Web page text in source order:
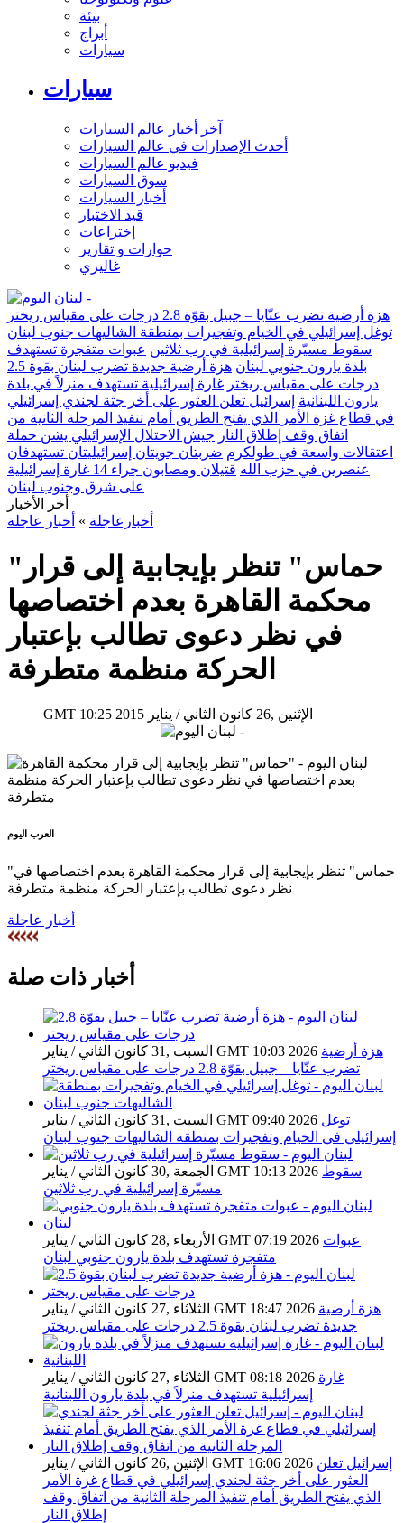
بيئة
أبراج
سيارات
سيارات
آخر أخبار عالم السيارات
أحدث الإصدارات في عالم السيارات
فيديو عالم السيارات
سوق السيارات
أخبار السيارات
قيد الاختبار
إختراعات
حوارات و تقارير
غاليري
هزة أرضية تضرب عنّايا – جبيل بقوّة 2.8 درجات على مقياس ريختر
توغل إسرائيلي في الخيام وتفجيرات بمنطقة الشاليهات جنوب لبنان
سقوط مسيّرة إسرائيلية في رب ثلاثين عبوات متفجرة تستهدف
بلدة يارون جنوبي لبنان
هزة أرضية جديدة تضرب لبنان بقوة 2.5
درجات على مقياس ريختر غارة إسرائيلية تستهدف منزلاً في بلدة
يارون اللبنانية إسرائيل تعلن العثور على أخر جثة لجندي إسرائيلي
في قطاع غزة الأمر الذي يفتح الطريق أمام تنفيذ المرحلة الثانية من
اتفاق وقف إطلاق النار جيش الاحتلال الإسرائيلي يشن حملة
اعتقالات واسعة في طولكرم ضربتان جويتان إسرائيليتان تستهدفان
عنصرين في حزب الله
قتيلان ومصابون جراء 14 غارة إسرائيلية
على شرق وجنوب لبنان
أخر الأخبار
أخبارعاجلة » أخبار عاجلة
"حماس" تنظر بإيجابية إلى قرار
محكمة القاهرة بعدم اختصاصها
في نظر دعوى تطالب بإعتبار
الحركة منظمة متطرفة
GMT 10:25 2015 الإثنين ,26 كانون الثاني / يناير
العرب اليوم
"حماس" تنظر بإيجابية إلى قرار محكمة القاهرة بعدم اختصاصها في
نظر دعوى تطالب بإعتبار الحركة منظمة متطرفة
أخبار عاجلة
أخبار ذات صلة
السبت ,31 كانون الثاني / يناير GMT 10:03 2026 هزة أرضية
تضرب عنّايا – جبيل بقوّة 2.8 درجات على مقياس ريختر
السبت ,31 كانون الثاني / يناير GMT 09:40 2026 توغل
إسرائيلي في الخيام وتفجيرات بمنطقة الشاليهات جنوب لبنان
الجمعة ,30 كانون الثاني / يناير GMT 10:13 2026 سقوط
مسيّرة إسرائيلية في رب ثلاثين
الأربعاء ,28 كانون الثاني / يناير GMT 07:19 2026 عبوات
متفجرة تستهدف بلدة يارون جنوبي لبنان
الثلاثاء ,27 كانون الثاني / يناير GMT 18:47 2026 هزة أرضية
جديدة تضرب لبنان بقوة 2.5 درجات على مقياس ريختر
الثلاثاء ,27 كانون الثاني / يناير GMT 08:18 2026 غارة
إسرائيلية تستهدف منزلاً في بلدة يارون اللبنانية
الإثنين ,26 كانون الثاني / يناير GMT 16:06 2026 إسرائيل تعلن
العثور على أخر جثة لجندي إسرائيلي في قطاع غزة الأمر
الذي يفتح الطريق أمام تنفيذ المرحلة الثانية من اتفاق وقف
إطلاق النار